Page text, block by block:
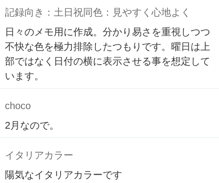
記録向き：土日祝同色：見やすく心地よく
日々のメモ用に作成。分かり易さを重視しつつ
不快な色を極力排除したつもりです。曜日は上
部ではなく日付の横に表示させる事を想定して
います。
choco
2月なので。
イタリアカラー
陽気なイタリアカラーです